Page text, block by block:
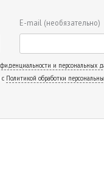
E-mail (необязательно)
и персональных
Политикой обработки